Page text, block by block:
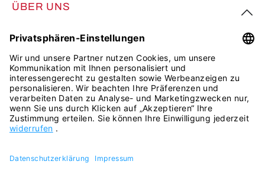
ÜBER UNS
FOLGE UNS